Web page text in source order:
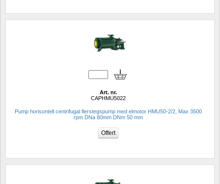
Art. nr.
CAPHMU5022
Pump horisontell centrifugal flerstegspump med elmotor HMU50-2/2, Max 3500
rpm DNa 80mm DNm 50 mm